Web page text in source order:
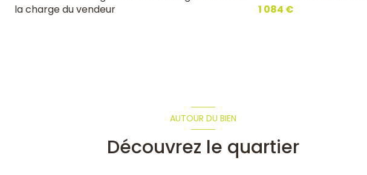
la charge du vendeur
1 084 €
AUTOUR DU BIEN
Découvrez le quartier